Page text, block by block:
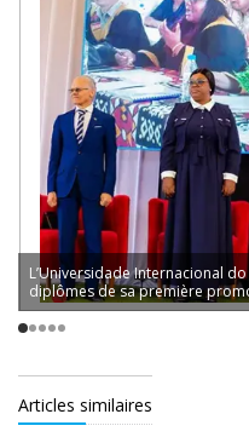
L’Universidade Internacional
diplômes de sa première
Articles similaires